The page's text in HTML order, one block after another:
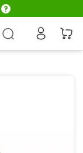
Delivery conditions